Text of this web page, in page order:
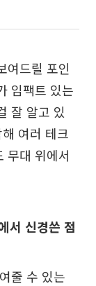
여드릴 포인
임팩트 있는
잘 알고 있
여러 테크
무대 위에서
서 신경쓴 점
줄 수 있는